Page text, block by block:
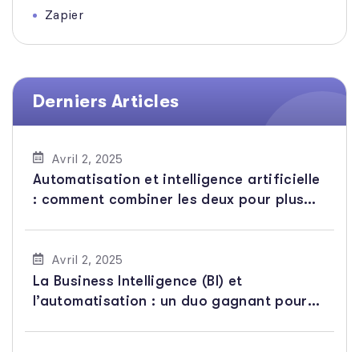
Zapier
Derniers Articles
Avril 2, 2025
Automatisation et intelligence artificielle
: comment combiner les deux pour plus
Avril 2, 2025
La Business Intelligence (BI) et
l’automatisation : un duo gagnant pour